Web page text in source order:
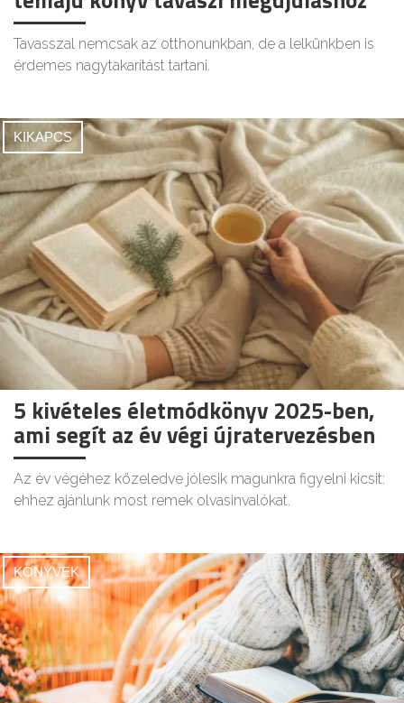
Tavasszal nemcsak az otthonunkban, de a lelkünkben is
érdemes nagytakarítást tartani.
KIKAPCS
5 kivételes életmódkönyv 2025-ben,
ami segít az év végi újratervezésben
Az év végéhez közeledve jólesik magunkra figyelni kicsit:
ehhez ajánlunk most remek olvasinvalókat.
KÖNYVEK